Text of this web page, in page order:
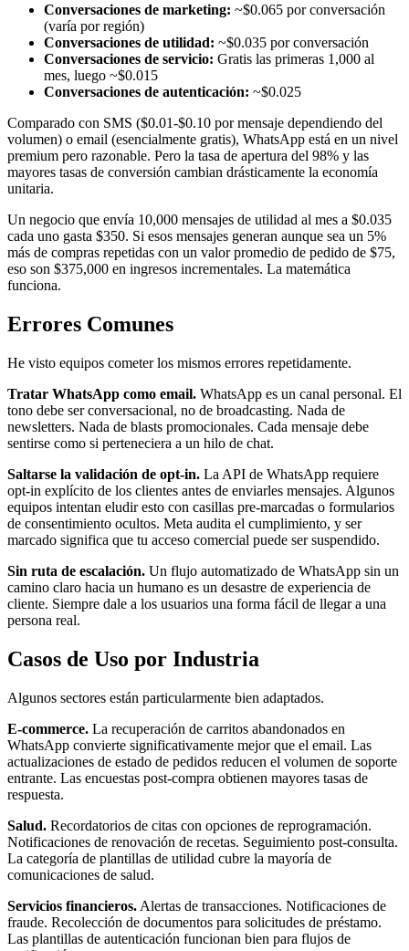
Conversaciones de marketing: ~$0.065 por conversación
(varía por región)
Conversaciones de utilidad: ~$0.035 por conversación
Conversaciones de servicio: Gratis las primeras 1,000 al
mes, luego ~$0.015
Conversaciones de autenticación: ~$0.025
Comparado con SMS ($0.01-$0.10 por mensaje dependiendo del
volumen) o email (esencialmente gratis), WhatsApp está en un nivel
premium pero razonable. Pero la tasa de apertura del 98% y las
mayores tasas de conversión cambian drásticamente la economía
unitaria.
Un negocio que envía 10,000 mensajes de utilidad al mes a $0.035
cada uno gasta $350. Si esos mensajes generan aunque sea un 5%
más de compras repetidas con un valor promedio de pedido de $75,
eso son $375,000 en ingresos incrementales. La matemática
funciona.
Errores Comunes
He visto equipos cometer los mismos errores repetidamente.
Tratar WhatsApp como email. WhatsApp es un canal personal. El
tono debe ser conversacional, no de broadcasting. Nada de
newsletters. Nada de blasts promocionales. Cada mensaje debe
sentirse como si perteneciera a un hilo de chat.
Saltarse la validación de opt-in. La API de WhatsApp requiere
opt-in explícito de los clientes antes de enviarles mensajes. Algunos
equipos intentan eludir esto con casillas pre-marcadas o formularios
de consentimiento ocultos. Meta audita el cumplimiento, y ser
marcado significa que tu acceso comercial puede ser suspendido.
Sin ruta de escalación. Un flujo automatizado de WhatsApp sin un
camino claro hacia un humano es un desastre de experiencia de
cliente. Siempre dale a los usuarios una forma fácil de llegar a una
persona real.
Casos de Uso por Industria
Algunos sectores están particularmente bien adaptados.
E-commerce. La recuperación de carritos abandonados en
WhatsApp convierte significativamente mejor que el email. Las
actualizaciones de estado de pedidos reducen el volumen de soporte
entrante. Las encuestas post-compra obtienen mayores tasas de
respuesta.
Salud. Recordatorios de citas con opciones de reprogramación.
Notificaciones de renovación de recetas. Seguimiento post-consulta.
La categoría de plantillas de utilidad cubre la mayoría de
comunicaciones de salud.
Servicios financieros. Alertas de transacciones. Notificaciones de
fraude. Recolección de documentos para solicitudes de préstamo.
Las plantillas de autenticación funcionan bien para flujos de